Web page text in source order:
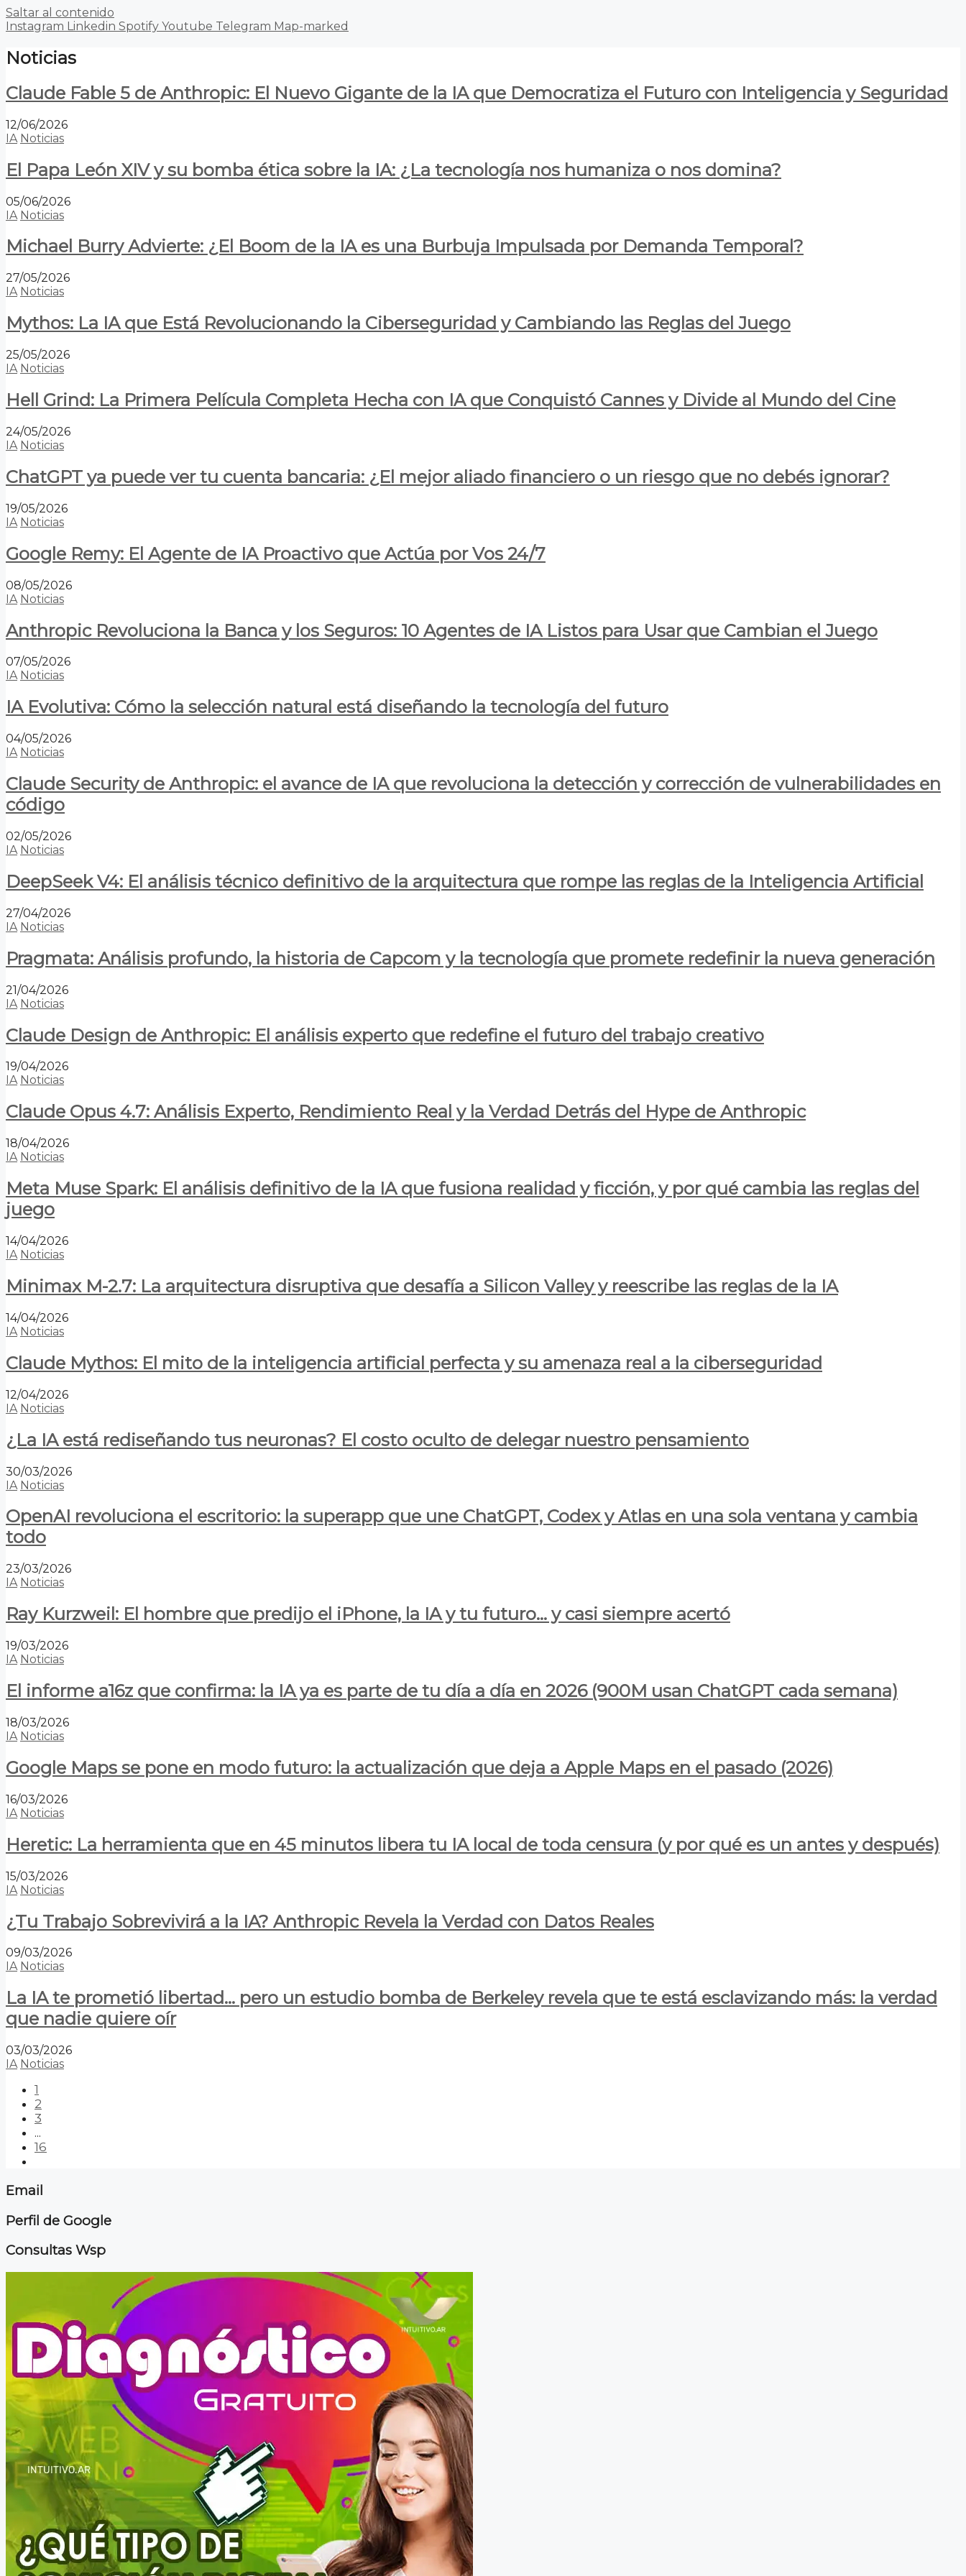
Saltar al contenido
Instagram Linkedin Spotify Youtube Telegram Map-marked
Noticias
Claude Fable 5 de Anthropic: El Nuevo Gigante de la IA que Democratiza el Futuro con Inteligencia y Seguridad
12/06/2026
IA Noticias
El Papa León XIV y su bomba ética sobre la IA: ¿La tecnología nos humaniza o nos domina?
05/06/2026
IA Noticias
Michael Burry Advierte: ¿El Boom de la IA es una Burbuja Impulsada por Demanda Temporal?
27/05/2026
IA Noticias
Mythos: La IA que Está Revolucionando la Ciberseguridad y Cambiando las Reglas del Juego
25/05/2026
IA Noticias
Hell Grind: La Primera Película Completa Hecha con IA que Conquistó Cannes y Divide al Mundo del Cine
24/05/2026
IA Noticias
ChatGPT ya puede ver tu cuenta bancaria: ¿El mejor aliado financiero o un riesgo que no debés ignorar?
19/05/2026
IA Noticias
Google Remy: El Agente de IA Proactivo que Actúa por Vos 24/7
08/05/2026
IA Noticias
Anthropic Revoluciona la Banca y los Seguros: 10 Agentes de IA Listos para Usar que Cambian el Juego
07/05/2026
IA Noticias
IA Evolutiva: Cómo la selección natural está diseñando la tecnología del futuro
04/05/2026
IA Noticias
Claude Security de Anthropic: el avance de IA que revoluciona la detección y corrección de vulnerabilidades en
código
02/05/2026
IA Noticias
DeepSeek V4: El análisis técnico definitivo de la arquitectura que rompe las reglas de la Inteligencia Artificial
27/04/2026
IA Noticias
Pragmata: Análisis profundo, la historia de Capcom y la tecnología que promete redefinir la nueva generación
21/04/2026
IA Noticias
Claude Design de Anthropic: El análisis experto que redefine el futuro del trabajo creativo
19/04/2026
IA Noticias
Claude Opus 4.7: Análisis Experto, Rendimiento Real y la Verdad Detrás del Hype de Anthropic
18/04/2026
IA Noticias
Meta Muse Spark: El análisis definitivo de la IA que fusiona realidad y ficción, y por qué cambia las reglas del
juego
14/04/2026
IA Noticias
Minimax M-2.7: La arquitectura disruptiva que desafía a Silicon Valley y reescribe las reglas de la IA
14/04/2026
IA Noticias
Claude Mythos: El mito de la inteligencia artificial perfecta y su amenaza real a la ciberseguridad
12/04/2026
IA Noticias
¿La IA está rediseñando tus neuronas? El costo oculto de delegar nuestro pensamiento
30/03/2026
IA Noticias
OpenAI revoluciona el escritorio: la superapp que une ChatGPT, Codex y Atlas en una sola ventana y cambia
todo
23/03/2026
IA Noticias
Ray Kurzweil: El hombre que predijo el iPhone, la IA y tu futuro… y casi siempre acertó
19/03/2026
IA Noticias
El informe a16z que confirma: la IA ya es parte de tu día a día en 2026 (900M usan ChatGPT cada semana)
18/03/2026
IA Noticias
Google Maps se pone en modo futuro: la actualización que deja a Apple Maps en el pasado (2026)
16/03/2026
IA Noticias
Heretic: La herramienta que en 45 minutos libera tu IA local de toda censura (y por qué es un antes y después)
15/03/2026
IA Noticias
¿Tu Trabajo Sobrevivirá a la IA? Anthropic Revela la Verdad con Datos Reales
09/03/2026
IA Noticias
La IA te prometió libertad… pero un estudio bomba de Berkeley revela que te está esclavizando más: la verdad
que nadie quiere oír
03/03/2026
IA Noticias
1
2
3
...
16
Email
Perfil de Google
Consultas Wsp